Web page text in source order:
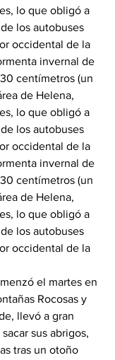
lo que obligó a
los autobuses
occidental de la
invernal de
centímetros (un
de Helena,
lo que obligó a
los autobuses
occidental de la
invernal de
centímetros (un
de Helena,
lo que obligó a
los autobuses
occidental de la
el martes en
Rocosas y
llevó a gran
sus abrigos,
tras un otoño